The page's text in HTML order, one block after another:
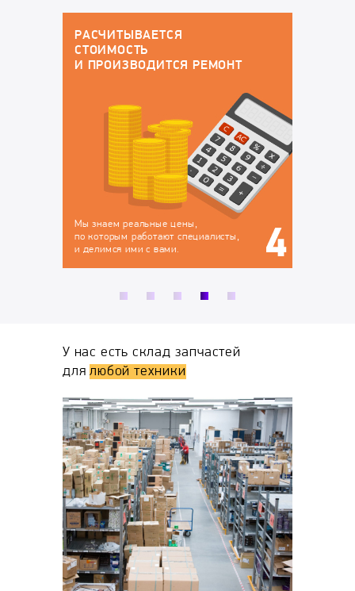
ГАРАНТИЙНОЕ ОБСЛУЖИВАНИЕ
По окончанию работ у вас будут все
докменты:
закрепляется
ответственность за
сохранность вашего
техники на время
ремонта
котором перечислены
устранённые
неисправности, на
которые будет
действовать гарантия
У нас есть склад запчастей
длялюбой техники